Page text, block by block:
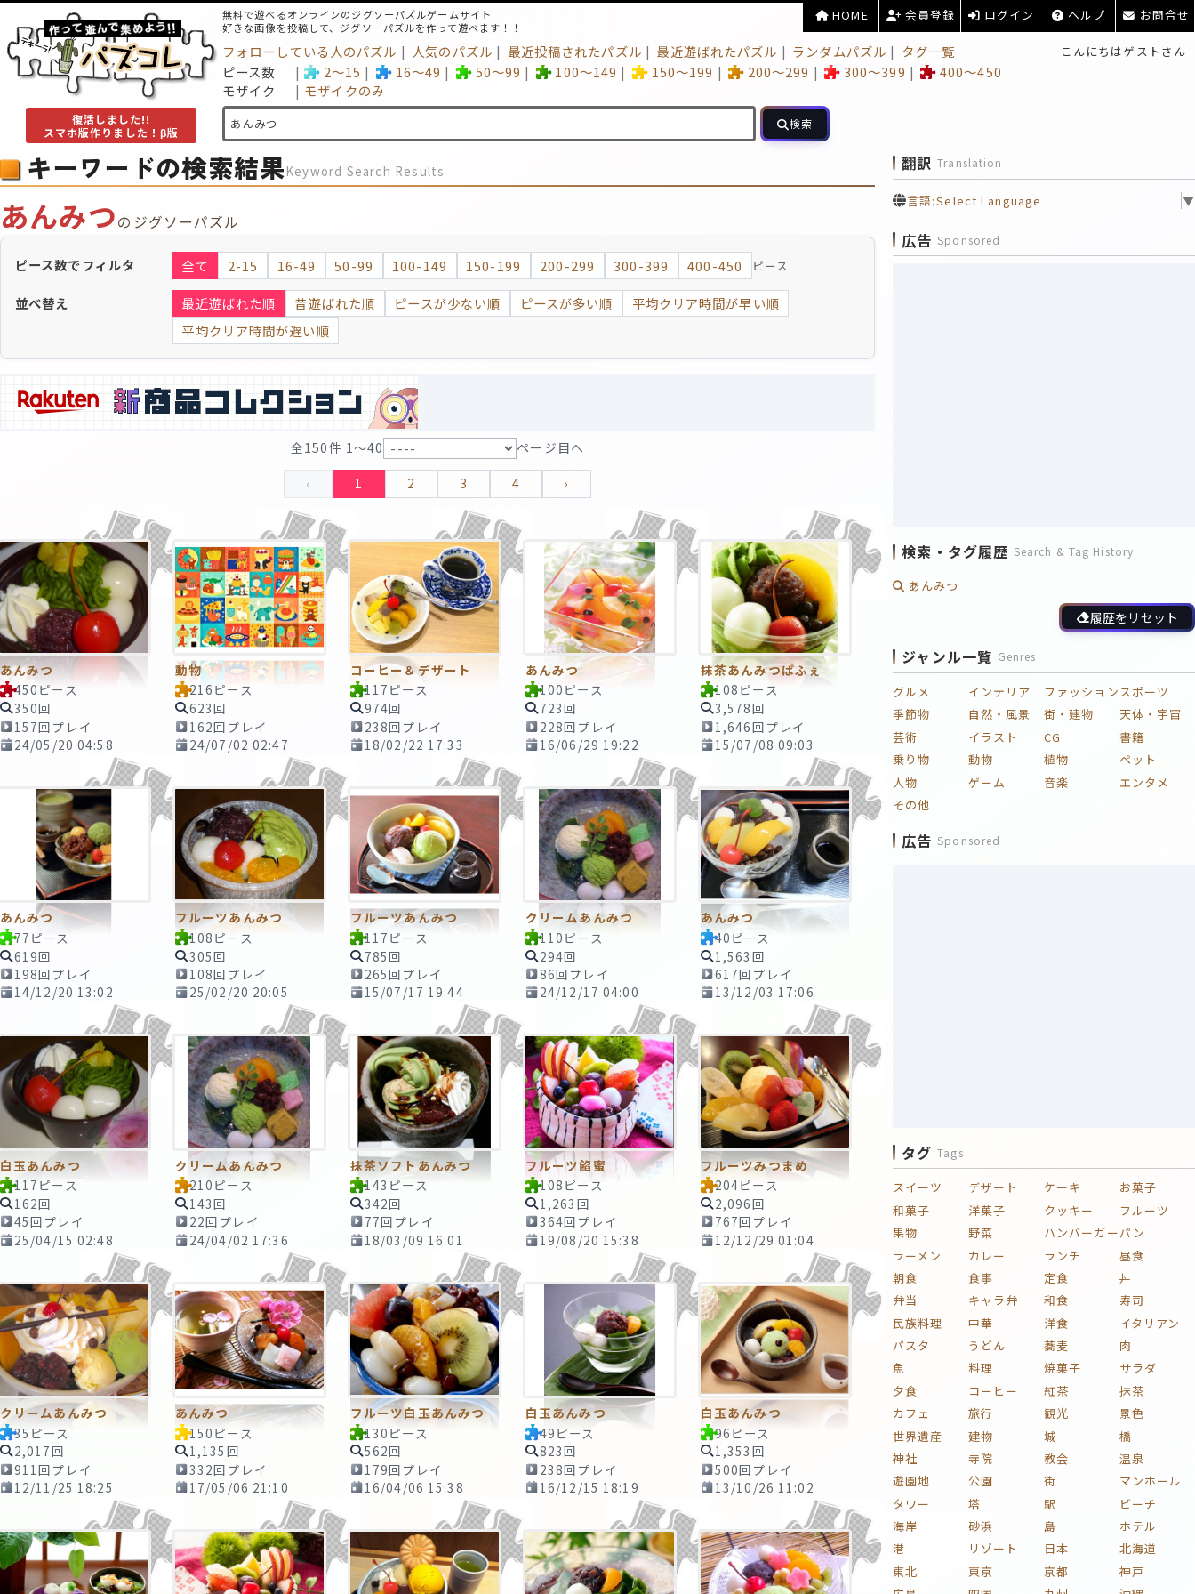
復活しました!!
スマホ版作りました！β版
検索
無料で遊べるオンラインのジグソーパズルゲームサイト
好きな画像を投稿して、ジグソーパズルを作って遊べます！！
HOME 会員登録 ログイン ヘルプ お問合せ
こんにちはゲストさん
フォローしている人のパズル 人気のパズル 最近投稿されたパズル 最近遊ばれたパズル ランダムパズル
タグ一覧
ピース数
2～15 16～49 50～99 100～149 150～199 200～299 300～399
400～450
モザイク
モザイクのみ
キーワードの検索結果Keyword Search Results
あんみつのジグソーパズル
ピース数でフィルタ 全て 2-15 16-49 50-99 100-149 150-199 200-299 300-399 400-450 ピース
並べ替え 最近遊ばれた順 昔遊ばれた順 ピースが少ない順 ピースが多い順
平均クリア時間が早い順
平均クリア時間が遅い順
全150件 1〜40
ページ目へ
‹
1 2 3 4 ›
あんみつ
450ピース
350回
157回プレイ
24/05/20 04:58
動物
216ピース
623回
162回プレイ
24/07/02 02:47
コーヒー＆デザート
117ピース
974回
238回プレイ
18/02/22 17:33
あんみつ
100ピース
723回
228回プレイ
16/06/29 19:22
抹茶あんみつぱふぇ
108ピース
3,578回
1,646回プレイ
15/07/08 09:03
あんみつ
77ピース
619回
198回プレイ
14/12/20 13:02
フルーツあんみつ
108ピース
305回
108回プレイ
25/02/20 20:05
フルーツあんみつ
117ピース
785回
265回プレイ
15/07/17 19:44
クリームあんみつ
110ピース
294回
86回プレイ
24/12/17 04:00
あんみつ
40ピース
1,563回
617回プレイ
13/12/03 17:06
白玉あんみつ
117ピース
162回
45回プレイ
25/04/15 02:48
クリームあんみつ
210ピース
143回
22回プレイ
24/04/02 17:36
抹茶ソフトあんみつ
143ピース
342回
77回プレイ
18/03/09 16:01
フルーツ餡蜜
108ピース
1,263回
364回プレイ
19/08/20 15:38
フルーツみつまめ
204ピース
2,096回
767回プレイ
12/12/29 01:04
クリームあんみつ
35ピース
2,017回
911回プレイ
12/11/25 18:25
あんみつ
150ピース
1,135回
332回プレイ
17/05/06 21:10
フルーツ白玉あんみつ
130ピース
562回
179回プレイ
16/04/06 15:38
白玉あんみつ
49ピース
823回
238回プレイ
16/12/15 18:19
白玉あんみつ
96ピース
1,353回
500回プレイ
13/10/26 11:02
翻訳 Translation
言語:Select Language ▼
広告 Sponsored
検索・タグ履歴 Search & Tag History
あんみつ
履歴をリセット
ジャンル一覧 Genres
グルメ インテリア ファッションスポーツ
季節物
自然・風景 街・建物
天体・宇宙
芸術
イラスト CG
書籍
乗り物
動物 植物
ペット
人物
ゲーム 音楽
エンタメ
その他
広告 Sponsored
タグ Tags
スイーツ デザート ケーキ
お菓子
和菓子
洋菓子 クッキー
フルーツ
果物
野菜 ハンバーガーパン
ラーメン
カレー ランチ
昼食
朝食
食事 定食
丼
弁当
キャラ弁 和食
寿司
民族料理
中華 洋食
イタリアン
パスタ
うどん 蕎麦
肉
魚
料理 焼菓子
サラダ
夕食
コーヒー 紅茶
抹茶
カフェ
旅行 観光
景色
世界遺産
建物 城
橋
神社
寺院 教会
温泉
遊園地
公園 街
マンホール
タワー
塔 駅
ビーチ
海岸
砂浜 島
ホテル
港
リゾート 日本
北海道
東北
東京 京都
神戸